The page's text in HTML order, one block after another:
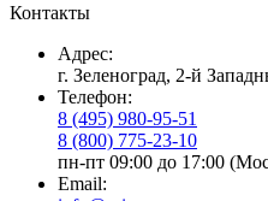
Контакты
Адрес:
г. Зеленоград, 2-й
Телефон:
8 (495) 980-95-51
8 (800) 775-23-10
пн-пт 09:00 до 17:00
Email: